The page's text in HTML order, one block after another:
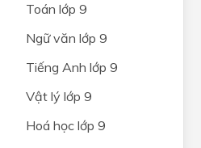
Toán lớp 9
Ngữ văn lớp 9
Tiếng Anh lớp 9
Vật lý lớp 9
Hoá học lớp 9